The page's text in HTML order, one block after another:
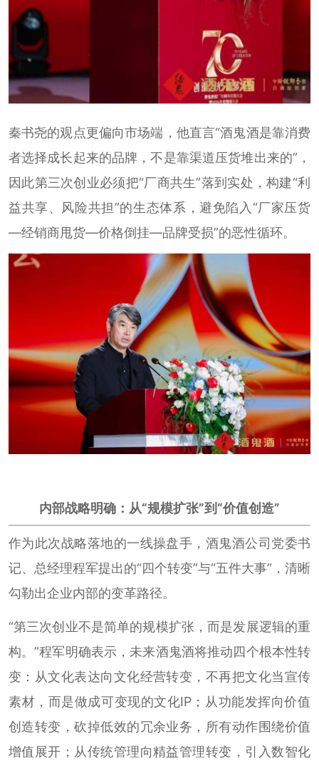
秦书尧的观点更偏向市场端，他直言“酒鬼酒是靠消费
者选择成长起来的品牌，不是靠渠道压货堆出来的”，
因此第三次创业必须把“厂商共生”落到实处，构建“利
益共享、风险共担”的生态体系，避免陷入“厂家压货
—经销商甩货—价格倒挂—品牌受损”的恶性循环。
内部战略明确：从“规模扩张”到“价值创造”
作为此次战略落地的一线操盘手，酒鬼酒公司党委书
记、总经理程军提出的“四个转变”与“五件大事”，清晰
勾勒出企业内部的变革路径。
“第三次创业不是简单的规模扩张，而是发展逻辑的重
构。”程军明确表示，未来酒鬼酒将推动四个根本性转
变：从文化表达向文化经营转变，不再把文化当宣传
素材，而是做成可变现的文化IP；从功能发挥向价值
创造转变，砍掉低效的冗余业务，所有动作围绕价值
增值展开；从传统管理向精益管理转变，引入数智化